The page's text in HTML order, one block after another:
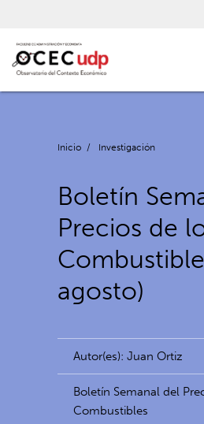
Inicio / Investigación
Boletín
Precios de
agosto)
Autor(es): Juan Ortiz
Boletín Semanal del
Combustibles